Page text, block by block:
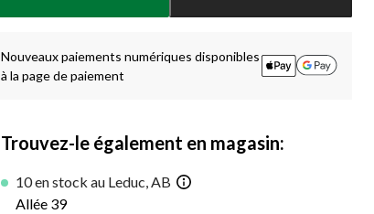
Nouveaux paiements numériques disponibles
à la page de paiement
Trouvez-le également en magasin:
10 en stock au Leduc, AB
Allée 39